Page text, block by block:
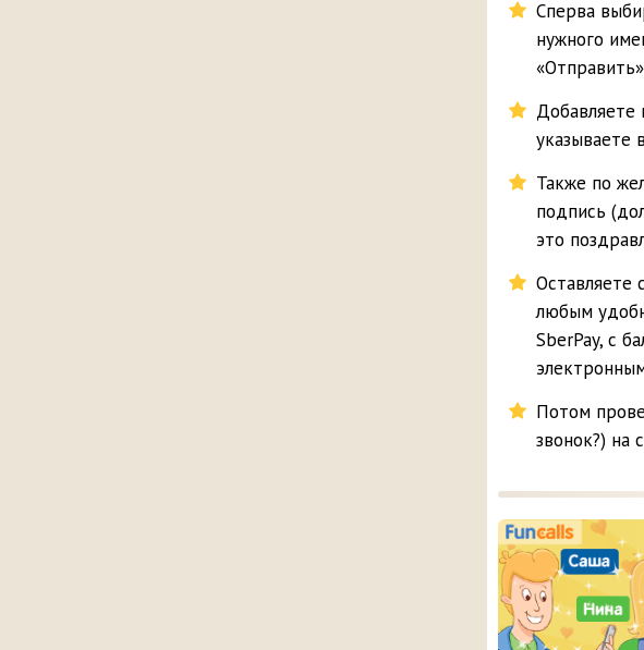
Сперва
нужного
Добавляете
указываете
Также по
подпись
это
Оставляете
любым
SberPay, с
Потом
звонок?) на